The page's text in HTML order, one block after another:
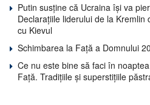
Putin susține că Ucraina își va
Declarațiile liderului de la
cu Kievul
Schimbarea la Față a Domnului
Ce nu este bine să faci în
Față. Tradițiile și superstițiile